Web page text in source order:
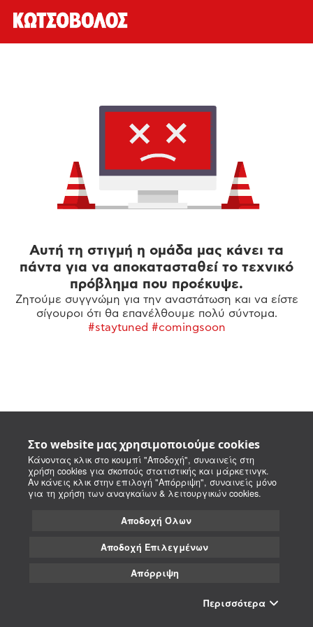
Στο website μας χρησιμοποιούμε cookies
Κάνοντας κλικ στο κουμπί "Αποδοχή", συναινείς στη
χρήση cookies για σκοπούς στατιστικής και μάρκετινγκ.
Αν κάνεις κλικ στην επιλογή "Απόρριψη", συναινείς μόνο
για τη χρήση των αναγκαίων & λειτουργικών cookies.
Αποδοχή Όλων
Αποδοχή Επιλεγμένων
Απόρριψη
Περισσότερα
Αυτή τη στιγμή η ομάδα μας κάνει τα
πάντα για να αποκατασταθεί το τεχνικό
πρόβλημα που προέκυψε.
Ζητούμε συγγνώμη για την αναστάτωση και να είστε
σίγουροι ότι θα επανέλθουμε πολύ σύντομα.
#staytuned #comingsoon